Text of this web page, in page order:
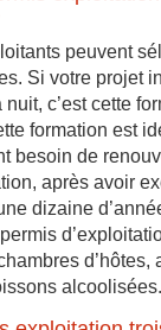
peuvent
Si votre projet
c’est cette
formation est
besoin de
après avoir
dizaine
d’hôtes,
alcoolisées.